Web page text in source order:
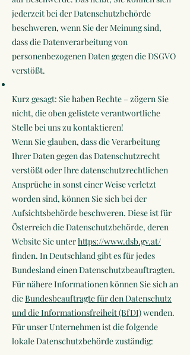
jederzeit bei der Datenschutzbehörde
beschweren, wenn Sie der Meinung sind,
dass die Datenverarbeitung von
personenbezogenen Daten gegen die DSGVO
verstößt.
Kurz gesagt: Sie haben Rechte – zögern Sie
nicht, die oben gelistete verantwortliche
Stelle bei uns zu kontaktieren!
Wenn Sie glauben, dass die Verarbeitung
Ihrer Daten gegen das Datenschutzrecht
verstößt oder Ihre datenschutzrechtlichen
Ansprüche in sonst einer Weise verletzt
worden sind, können Sie sich bei der
Aufsichtsbehörde beschweren. Diese ist für
Österreich die Datenschutzbehörde, deren
Website Sie unterhttps://www.dsb.gv.at/
finden. In Deutschland gibt es für jedes
Bundesland einen Datenschutzbeauftragten.
Für nähere Informationen können Sie sich an
dieBundesbeauftragte für den Datenschutz
und die Informationsfreiheit (BfDI)wenden.
Für unser Unternehmen ist die folgende
lokale Datenschutzbehörde zuständig: